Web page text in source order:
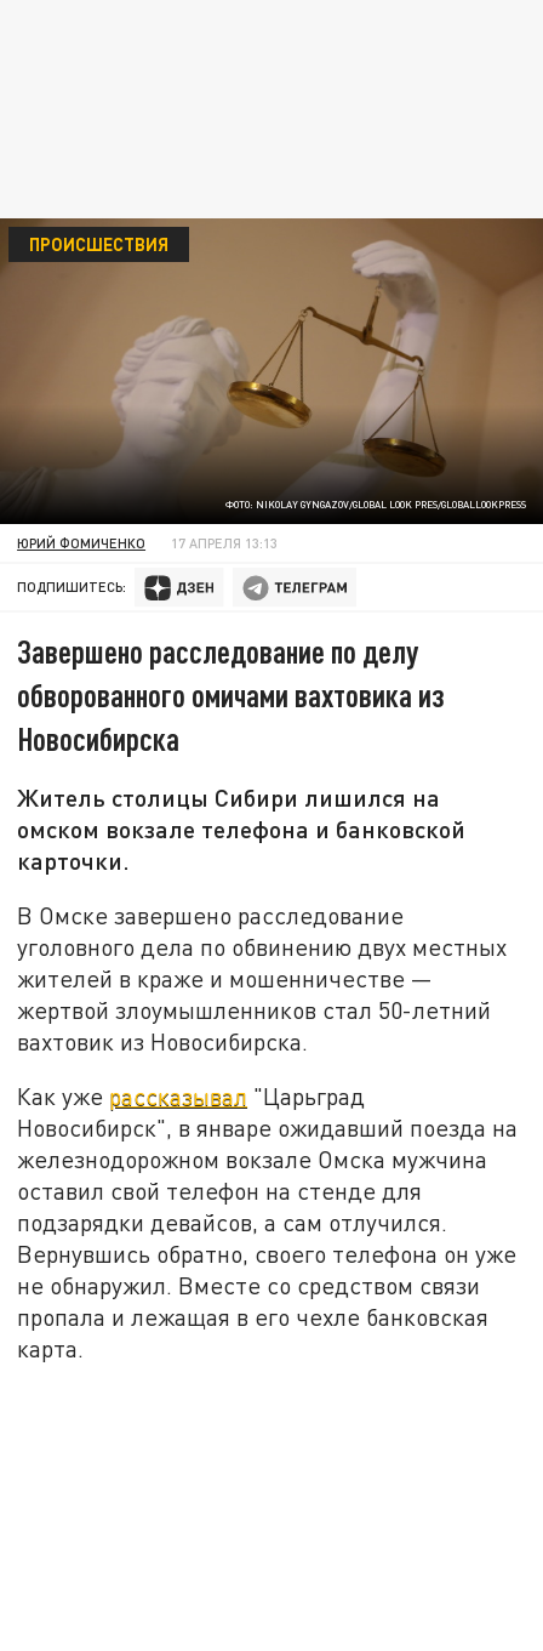
ФОТО: NIKOLAY GYNGAZOV/GLOBAL LOOK PRES/GLOBALLOOKPRESS
ПРОИСШЕСТВИЯ
ЮРИЙ ФОМИЧЕНКО 17 АПРЕЛЯ 13:13
ПОДПИШИТЕСЬ:
Завершено расследование по делу
обворованного омичами вахтовика из
Новосибирска
Житель столицы Сибири лишился на
омском вокзале телефона и банковской
карточки.
В Омске завершено расследование
уголовного дела по обвинению двух местных
жителей в краже и мошенничестве —
жертвой злоумышленников стал 50-летний
вахтовик из Новосибирска.
Как уже рассказывал "Царьград
Новосибирск", в январе ожидавший поезда на
железнодорожном вокзале Омска мужчина
оставил свой телефон на стенде для
подзарядки девайсов, а сам отлучился.
Вернувшись обратно, своего телефона он уже
не обнаружил. Вместе со средством связи
пропала и лежащая в его чехле банковская
карта.